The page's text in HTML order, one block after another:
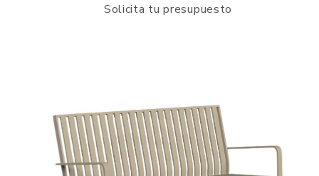
Solicita tu presupuesto